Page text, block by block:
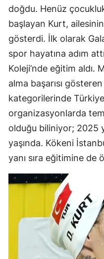
doğdu. Henüz
başlayan Kurt,
gösterdi. İlk olarak
spor hayatına adım
Koleji’nde eğitim aldı.
alma başarısı
kategorilerinde
organizasyonlarda
olduğu biliniyor; 2025
yaşında. Kökeni
yanı sıra eğitimine de